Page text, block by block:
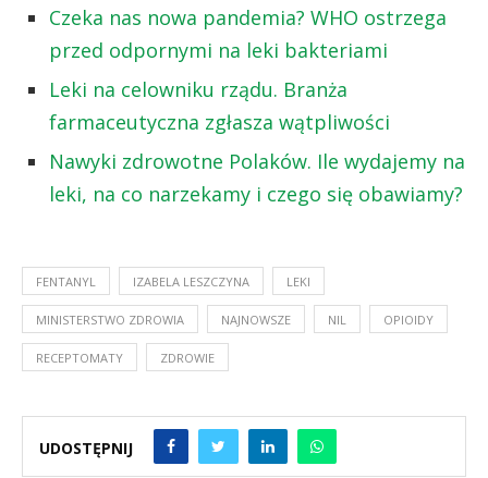
Czeka nas nowa pandemia? WHO ostrzega
przed odpornymi na leki bakteriami
Leki na celowniku rządu. Branża
farmaceutyczna zgłasza wątpliwości
Nawyki zdrowotne Polaków. Ile wydajemy na
leki, na co narzekamy i czego się obawiamy?
FENTANYL IZABELA LESZCZYNA LEKI
MINISTERSTWO ZDROWIA NAJNOWSZE NIL OPIOIDY
RECEPTOMATY ZDROWIE
UDOSTĘPNIJ